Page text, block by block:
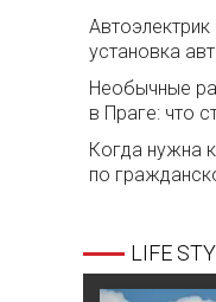
установка
Необычные
в Праге: что
Когда нужна
по
LIFE